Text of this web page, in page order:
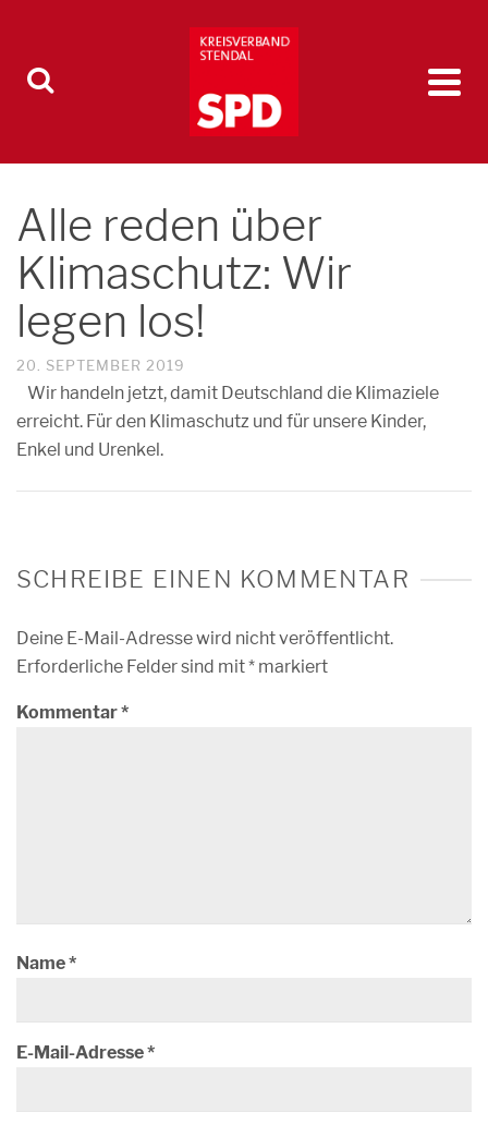
Alle reden über
Klimaschutz: Wir
legen los!
20. SEPTEMBER 2019
Wir handeln jetzt, damit Deutschland die Klimaziele
erreicht. Für den Klimaschutz und für unsere Kinder,
Enkel und Urenkel.
SCHREIBE EINEN KOMMENTAR
Deine E-Mail-Adresse wird nicht veröffentlicht.
Erforderliche Felder sind mit* markiert
Kommentar*
Name*
E-Mail-Adresse*